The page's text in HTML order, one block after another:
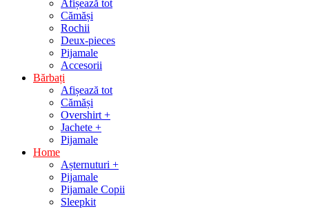
Afișează tot
Cămăși
Rochii
Deux-pieces
Pijamale
Accesorii
Bărbați
Afișează tot
Cămăși
Overshirt +
Jachete +
Pijamale
Home
Așternuturi +
Pijamale
Pijamale Copii
Sleepkit